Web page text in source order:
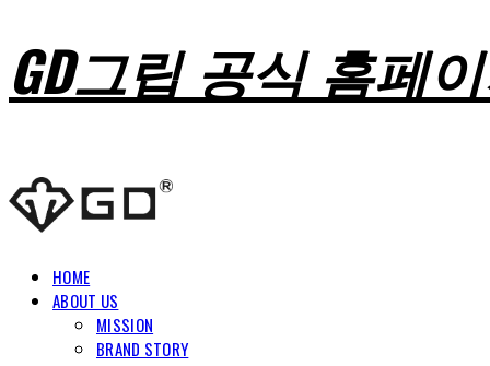
GD그립 공식 홈페
HOME
ABOUT US
MISSION
BRAND STORY